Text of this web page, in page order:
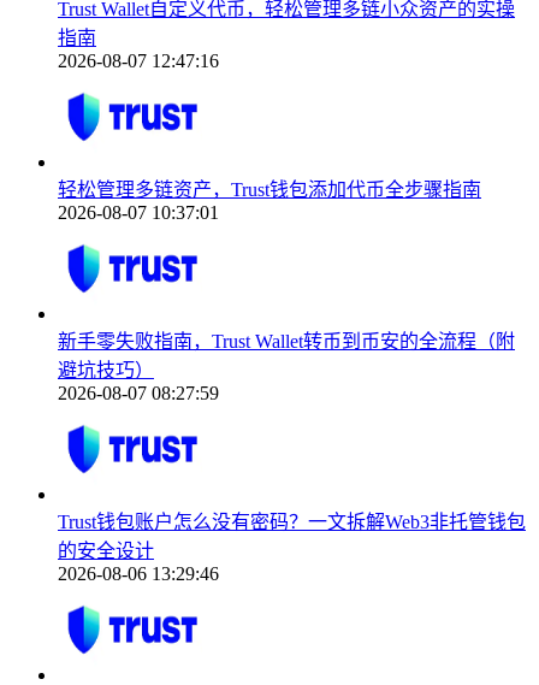
Trust Wallet自定义代币，轻松管理多链小众资产的实操
指南
2026-08-07 12:47:16
轻松管理多链资产，Trust钱包添加代币全步骤指南
2026-08-07 10:37:01
新手零失败指南，Trust Wallet转币到币安的全流程（附
避坑技巧）
2026-08-07 08:27:59
Trust钱包账户怎么没有密码？一文拆解Web3非托管钱包
的安全设计
2026-08-06 13:29:46